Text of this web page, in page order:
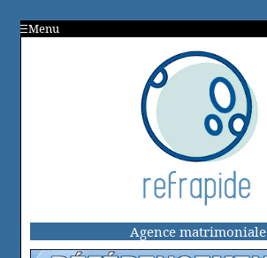
Menu
Agence matrimoniale